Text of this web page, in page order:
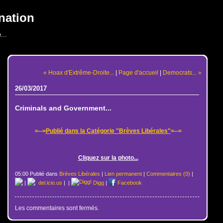
« Hoax d'Extrême-Droite... | Page d'accueil | Democrats... »
26/03/2017
Criminals and Government...
=--=Publié dans la Catégorie "Brèves Libérales"=--=
Cliquez sur la photo...
05:00 Publié dans Brèves Libérales | Lien permanent| Commentaires (0) |
|
del.icio.us | | Digg| Facebook
Les commentaires sont fermés.